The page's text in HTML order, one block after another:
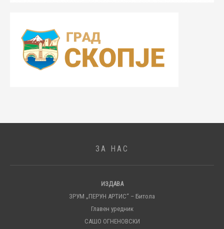
ЗА НАС
ИЗДАВА
ЗРУМ „ПЕРУН АРТИС“ – Битола
Главен уредник
САШО ОГНЕНОВСКИ